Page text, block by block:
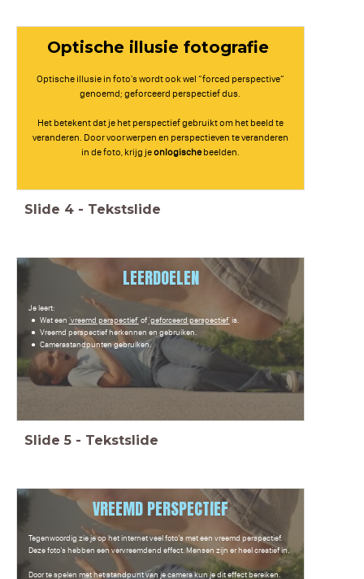
Optische illusie fotografie
Optische illusie in foto's wordt ook wel “forced perspective”
genoemd; geforceerd perspectief dus.
Het betekent dat je het perspectief gebruikt om het beeld te
veranderen. Door voorwerpen en perspectieven te veranderen
in de foto, krijg jeonlogischebeelden.
Slide 4 - Tekstslide
LEERDOELEN
Je leert:
Wat een 'vreemd perspectief'of'geforceerd perspectief'is.
Vreemd perspectief herkennen en gebruiken.
Camerastandpunten gebruiken.
Slide 5 - Tekstslide
VREEMD PERSPECTIEF
Tegenwoordig zie je op het internet veel foto’s met een vreemd perspectief.
Deze foto’s hebben een vervreemdend effect. Mensen zijn er heel creatief in.
Door te spelen met het standpunt van je camera kun je dit effect bereiken.